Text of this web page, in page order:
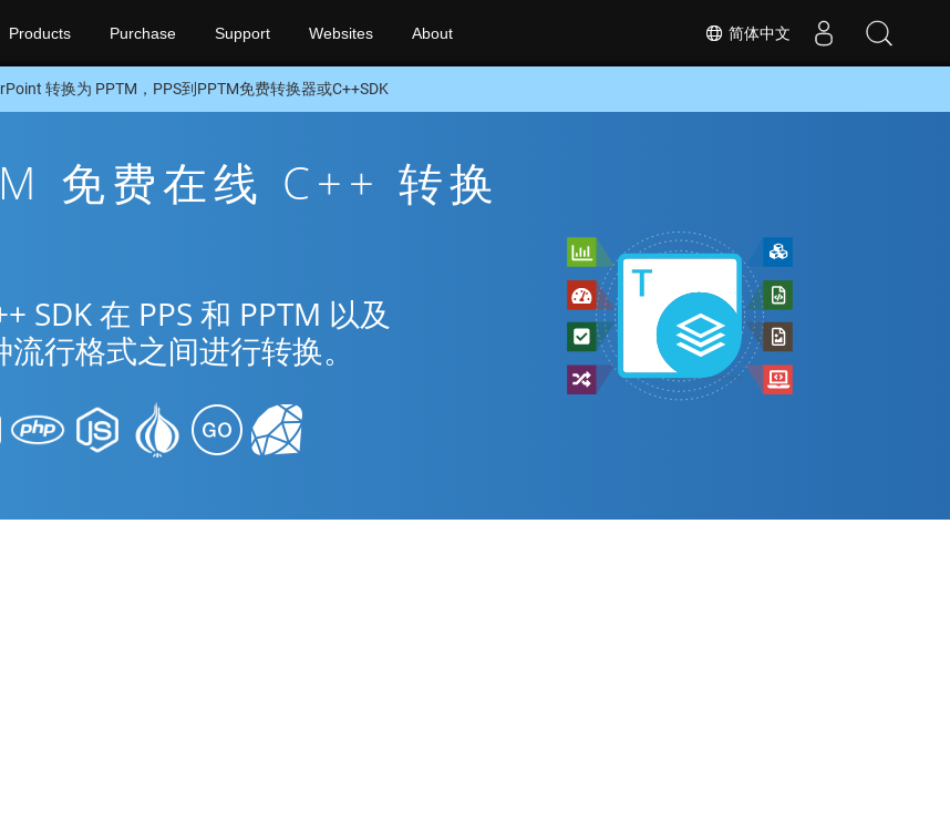
简体中文
Products Purchase Support Websites About
转换为 PPTM，PPS到PPTM免费转换器或C++SDK
免费在线 C++ 转换
SDK 在 PPS 和 PPTM 以及
行格式之间进行转换。